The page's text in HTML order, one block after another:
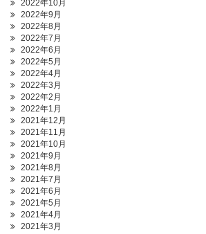
2022年10月
2022年9月
2022年8月
2022年7月
2022年6月
2022年5月
2022年4月
2022年3月
2022年2月
2022年1月
2021年12月
2021年11月
2021年10月
2021年9月
2021年8月
2021年7月
2021年6月
2021年5月
2021年4月
2021年3月